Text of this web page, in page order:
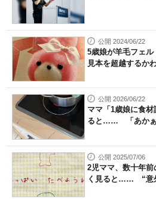
公開 2024/06/22
5歳娘が羊毛フェ
見本を超越するか
公開 2026/06/22
ママ「1歳娘に食
ると…… 「あかぁ
公開 2025/07/06
2児ママ、数十年
く見ると…… “意